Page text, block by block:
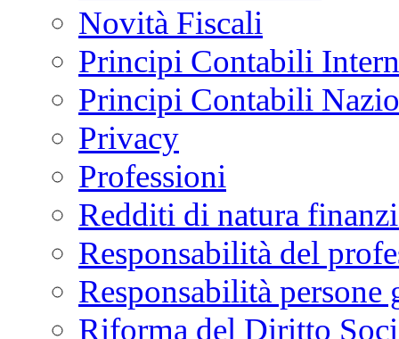
Novità Fiscali
Principi Contabili
Principi Contabili
Privacy
Professioni
Redditi di natura
Responsabilità del
Responsabilità persone
Riforma del Diritto